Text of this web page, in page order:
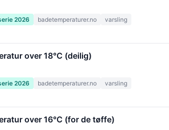
2026 badetemperaturer.no
varsling
over 18°C (deilig)
2026 badetemperaturer.no
varsling
over 16°C (for de tøffe)